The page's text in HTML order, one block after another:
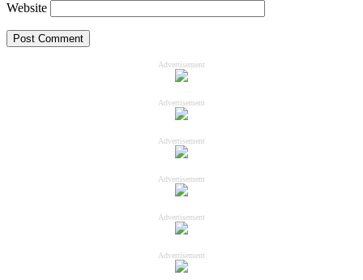
Website
Advertisement
Advertisement
Advertisement
Advertisement
Advertisement
Advertisement